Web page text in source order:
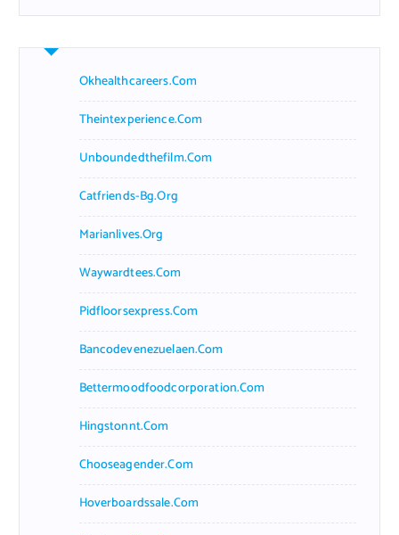
Okhealthcareers.com
Theintexperience.com
Unboundedthefilm.com
Catfriends-Bg.org
Marianlives.org
Waywardtees.com
Pidfloorsexpress.com
Bancodevenezuelaen.com
Bettermoodfoodcorporation.com
Hingstonnt.com
Chooseagender.com
Hoverboardssale.com